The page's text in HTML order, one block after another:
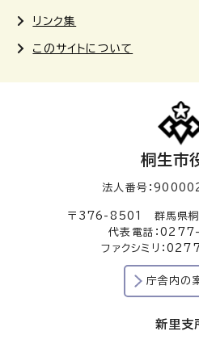
リンク集
このサイトについて
桐生市
法人番号：
〒376-8501 群馬県桐
代表電話：
ファクシミリ：
庁舎内の
新里支